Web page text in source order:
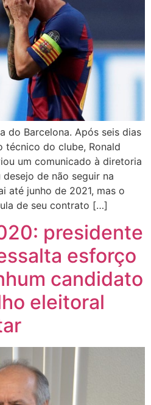
do Barcelona. Após seis dias
técnico do clube, Ronald
um comunicado à diretoria
de não seguir na
até junho de 2021, mas o
de seu contrato […]
presidente
esforço
candidato
eleitoral